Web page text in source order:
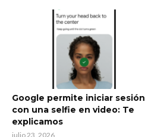
Google permite iniciar sesión
con una selfie en video: Te
explicamos
julio 23, 2026